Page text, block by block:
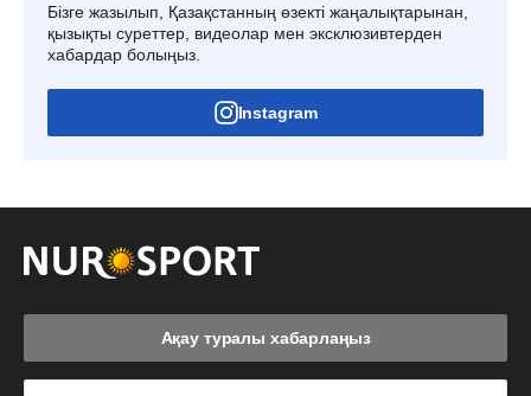
Бізге жазылып, Қазақстанның өзекті жаңалықтарынан,
қызықты суреттер, видеолар мен эксклюзивтерден
хабардар болыңыз.
Instagram
Ақау туралы хабарлаңыз